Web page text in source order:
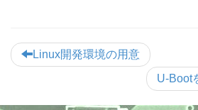
Linux開発環境の用意
U-Boot